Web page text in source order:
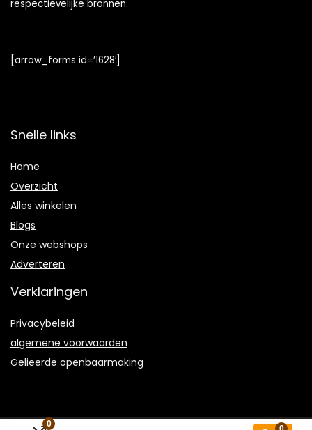
0
respectievelijke bronnen.
[arrow_forms id=’1628′]
Snelle links
Home
Overzicht
Alles winkelen
Blogs
Onze webshops
Adverteren
Verklaringen
Privacybeleid
algemene voorwaarden
Gelieerde openbaarmaking